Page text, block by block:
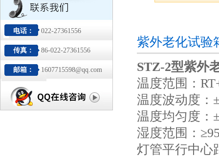
电话： 022-27361556
传真： 86-022-27361556
邮箱： 1607715598@qq.com
紫外老化试验
STZ-2型紫外
温度范围：
温度波动度：
温度均匀度：
湿度范围：
灯管平行中心